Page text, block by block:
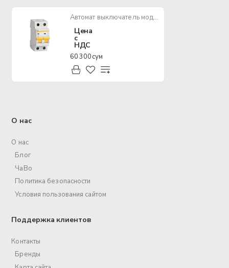
Автомат выключатель модульный IEK ВА 47-29 2P 50А 4,5кА
Цена
с
НДС
60 300 сум
О нас
О нас
Блог
ЧаВо
Политика безопасности
Условия пользования сайтом
Поддержка клиентов
Контакты
Бренды